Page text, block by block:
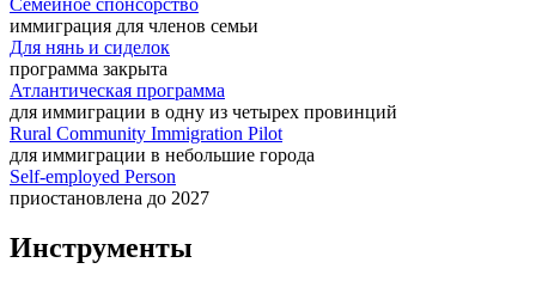
иммиграция для членов семьи
Для нянь и сиделок
программа закрыта
Атлантическая программа
для иммиграции в одну из четырех провинций
Rural Community Immigration Pilot
для иммиграции в небольшие города
Self-employed Person
приостановлена до 2027
Инструменты